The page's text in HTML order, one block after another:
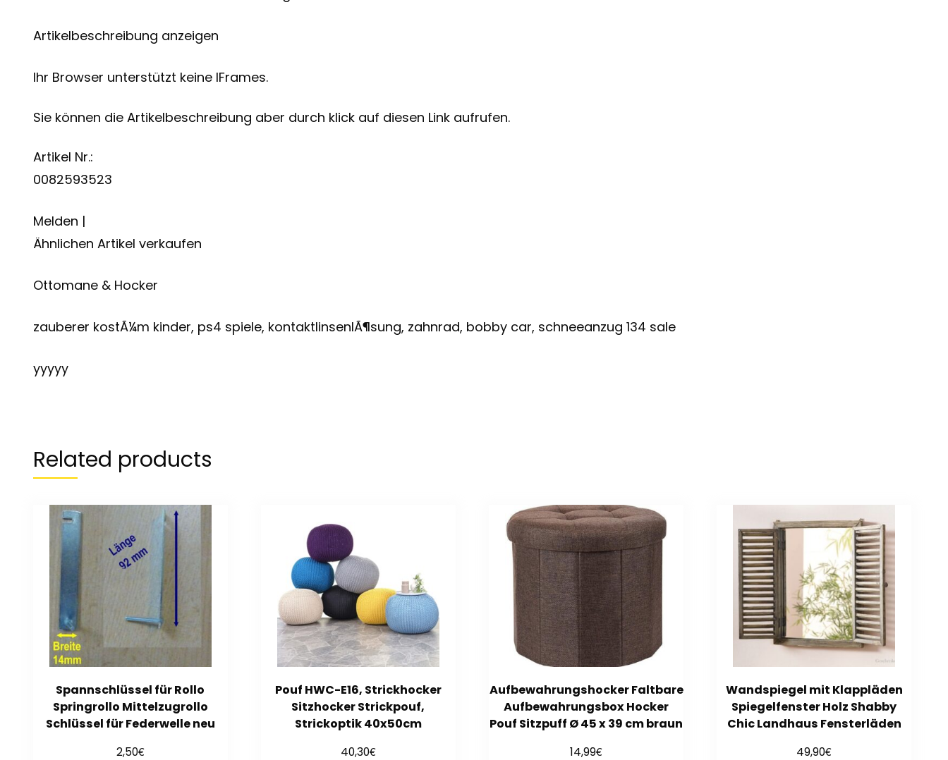
Artikelbeschreibung anzeigen
Ihr Browser unterstützt keine IFrames.
Sie können die Artikelbeschreibung aber durch klick auf diesen Link aufrufen.
Artikel Nr.:
0082593523
Melden |
Ähnlichen Artikel verkaufen
Ottomane & Hocker
zauberer kostÃ¼m kinder, ps4 spiele, kontaktlinsenlÃ¶sung, zahnrad, bobby car, schneeanzug 134 sale
yyyyy
Related products
Spannschlüssel für Rollo
Springrollo Mittelzugrollo
Schlüssel für Federwelle neu
2,50€
Pouf HWC-E16, Strickhocker
Sitzhocker Strickpouf,
Strickoptik 40x50cm
40,30€
Aufbewahrungshocker Faltbare
Aufbewahrungsbox Hocker
Pouf Sitzpuff Ø 45 x 39 cm braun
14,99€
Wandspiegel mit Klappläden
Spiegelfenster Holz Shabby
Chic Landhaus Fensterläden
49,90€